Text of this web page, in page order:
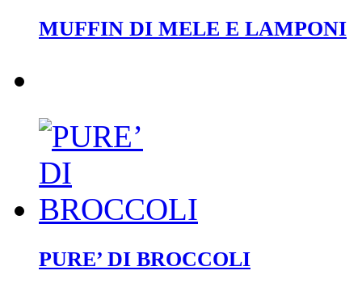
MUFFIN DI MELE E LAMPONI
PURE’ DI BROCCOLI